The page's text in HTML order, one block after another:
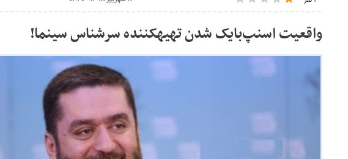
واقعیت اسنپ‌بایک شدن تهیه‎کننده سرشناس سینما!